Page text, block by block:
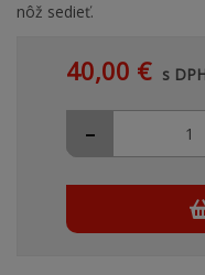
nôž sedieť.
40,00 € s
-